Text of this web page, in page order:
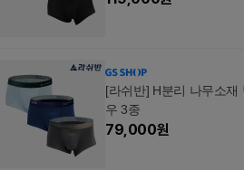
[라쉬반] H분리 나무소재
우 3종
79,000원